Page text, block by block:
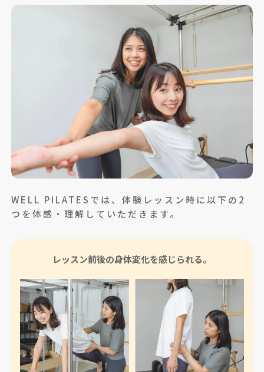
WELL PILATESでは、体験レッスン時に以下の2
つを体感・理解していただきます。
レッスン前後の身体変化を感じられる。